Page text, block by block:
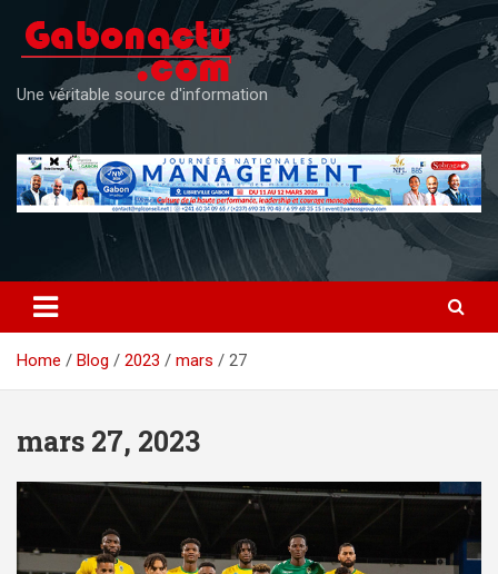
content
Une véritable source d'information
Home Blog 2023 mars 27
mars 27, 2023